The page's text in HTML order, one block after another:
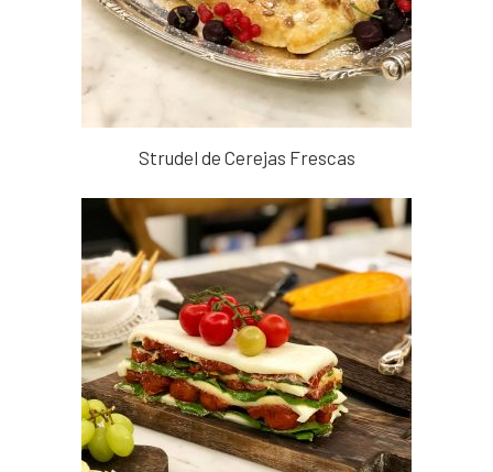
Strudel de Cerejas Frescas